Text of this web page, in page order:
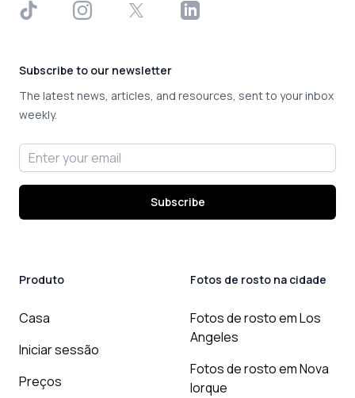
TikTok InstagramX LinkedIn
Subscribe to our newsletter
The latest news, articles, and resources, sent to your inbox
weekly.
Email address
Subscribe
Produto
Casa
Iniciar sessão
Preços
Fotos de rosto na cidade
Fotos de rosto em Los
Angeles
Fotos de rosto em Nova
Iorque